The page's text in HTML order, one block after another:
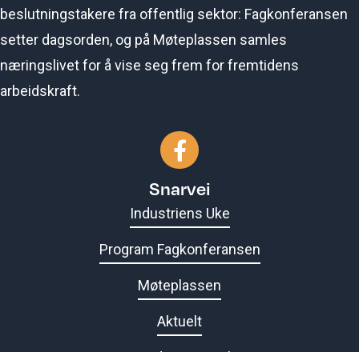
beslutningstakere fra offentlig sektor: Fagkonferansen
setter dagsorden, og på Møteplassen samles
næringslivet for å vise seg frem for fremtidens
arbeidskraft.
Gå til vår Facebook-side
Snarvei
Industriens Uke
Program Fagkonferansen
Møteplassen
Aktuelt